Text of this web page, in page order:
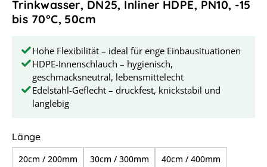
Trinkwasser, DN25, Inliner HDPE, PN10, -15
bis 70°C, 50cm
Hohe Flexibilität – ideal für enge Einbausituationen
HDPE-Innenschlauch – hygienisch,
geschmacksneutral, lebensmittelecht
Edelstahl-Geflecht – druckfest, knickstabil und
langlebig
Längeauswählen
20cm / 200mm 30cm / 300mm 40cm / 400mm